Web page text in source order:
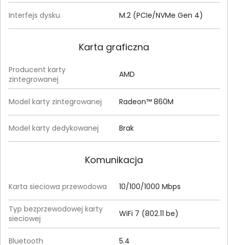
Interfejs dysku M.2 (PCIe/NVMe Gen 4)
Karta graficzna
Producent karty
zintegrowanej
AMD
Model karty zintegrowanej Radeon™ 860M
Model karty dedykowanej Brak
Komunikacja
Karta sieciowa przewodowa 10/100/1000 Mbps
Typ bezprzewodowej karty
sieciowej
WiFi 7 (802.11 be)
Bluetooth 5.4